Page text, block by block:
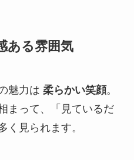
ある雰囲気
魅力は 柔らかい笑顔。
まって、「見ているだ
く見られます。